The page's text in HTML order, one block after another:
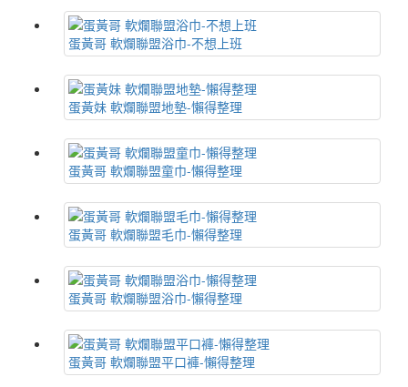
蛋黃哥 軟爛聯盟浴巾-不想上班
蛋黃妹 軟爛聯盟地墊-懶得整理
蛋黃哥 軟爛聯盟童巾-懶得整理
蛋黃哥 軟爛聯盟毛巾-懶得整理
蛋黃哥 軟爛聯盟浴巾-懶得整理
蛋黃哥 軟爛聯盟平口褲-懶得整理